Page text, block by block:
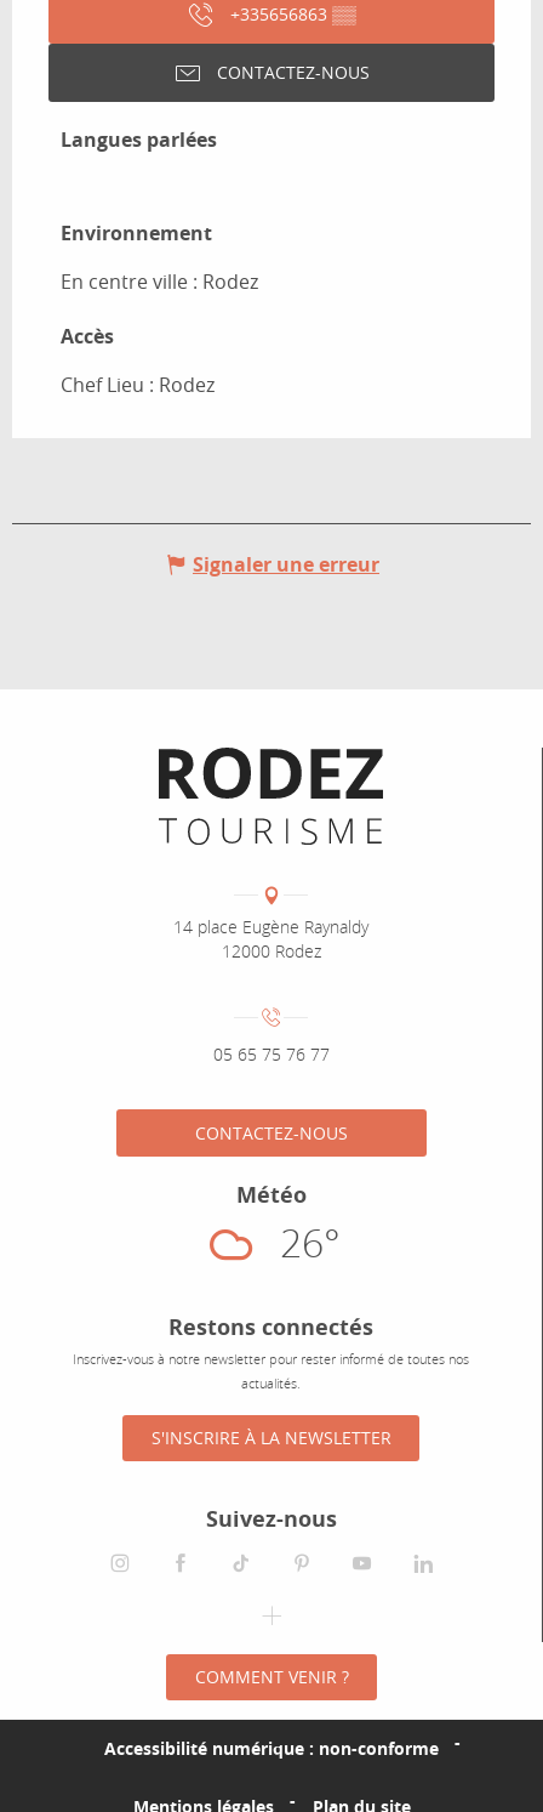
+335656863 ▒▒
CONTACTEZ-NOUS
Langues parlées
Langues parlées
Environnement
Environnement
En centre ville : Rodez
Accès
Accès
Chef Lieu : Rodez
Signaler une erreur
Informations pratiques
Adresse :
14 place Eugène Raynaldy
12000 Rodez
Numéro de téléphone :
05 65 75 76 77
CONTACTEZ-NOUS
Météo
Nuageux
26°
Restons connectés
Inscrivez-vous à notre newsletter pour rester informé de toutes nos
actualités.
S'INSCRIRE À LA NEWSLETTER
Suivez-nous
instagramfacebooktiktok pinterestyoutube
COMMENT VENIR ?
Accessibilité numérique : non-conforme
Mentions légales Plan du site